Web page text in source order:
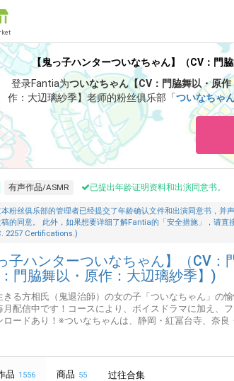
【鬼っ子ハンターついなちゃん】（CV：門
登录Fantia为ついなちゃん【CV：門脇舞以・原作
作：大辺璃紗季】老师的粉丝俱乐部「ついなちゃ
クライブ予約お申
有声作品/ASMR 已提出年龄证明资料和出演同意书。
本粉丝俱乐部的管理者已经提交了年龄确认文件和出演同意书，并
稿的同意。 此外，如果想要详细了解Fantia的「安全措施」，请
2257 Certifications.)
子ハンターついなちゃん】（CV
：門脇舞以・原作：大辺璃紗季】)
きる方相氏（鬼退治師）の女の子「ついなちゃん」の
月配信中です！コースにより、ボイスドラマに加え、
ロードあり！※ついなちゃんは、静岡・紅冨台寺、奈
品 1556 商品 55 过往合集